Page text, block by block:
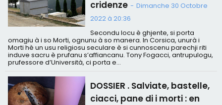
cridenze - Dimanche 30 Octobre
2022 à 20:36
Secondu locu è ghjente, si porta
omagiu à i so Morti, ognunu à so manera. In Corsica, unurà i
Morti hè un usu religiosu seculare è si cunnoscenu parechji riti
induve sacru è prufanu s’affiancanu. Tony Fogacci, antrupulogu,
prufessore d’Università, ci porta e...
DOSSIER . Salviate, bastelle,
ciacci, pane di i morti : en